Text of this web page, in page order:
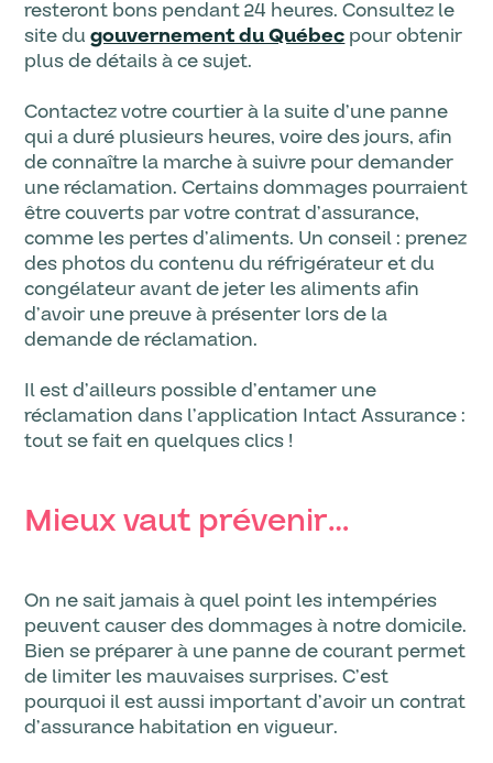
resteront bons pendant 24 heures. Consultez le
site dugouvernement du Québecpour obtenir
plus de détails à ce sujet.
Contactez votre courtier à la suite d’une panne
qui a duré plusieurs heures, voire des jours, afin
de connaître la marche à suivre pour demander
une réclamation. Certains dommages pourraient
être couverts par votre contrat d’assurance,
comme les pertes d’aliments. Un conseil : prenez
des photos du contenu du réfrigérateur et du
congélateur avant de jeter les aliments afin
d’avoir une preuve à présenter lors de la
demande de réclamation.
Il est d’ailleurs possible d’entamer une
réclamation dans l’application Intact Assurance :
tout se fait en quelques clics !
Mieux vaut prévenir…
On ne sait jamais à quel point les intempéries
peuvent causer des dommages à notre domicile.
Bien se préparer à une panne de courant permet
de limiter les mauvaises surprises. C’est
pourquoi il est aussi important d’avoir un contrat
d’assurance habitation en vigueur.